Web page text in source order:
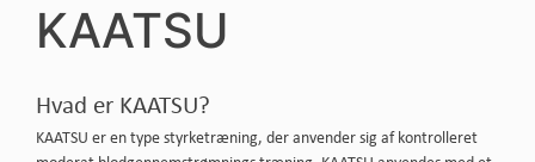
KAATSU
Hvad er KAATSU?
KAATSU er en type styrketræning, der anvender sig af kontrolleret